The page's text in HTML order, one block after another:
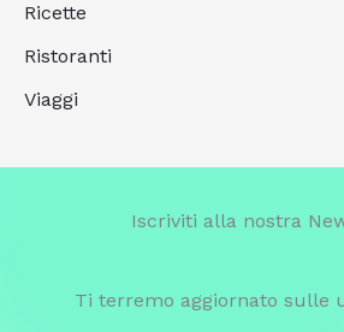
Ricette
Ristoranti
Viaggi
Iscriviti alla nostra
Ti terremo aggiornato sulle